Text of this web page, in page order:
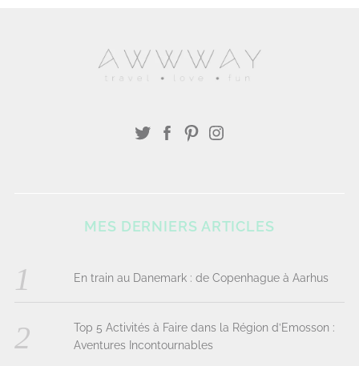
MES DERNIERS ARTICLES
En train au Danemark : de Copenhague à Aarhus
Top 5 Activités à Faire dans la Région d’Emosson :
Aventures Incontournables